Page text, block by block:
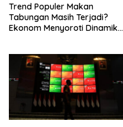
Trend Populer Makan
Tabungan Masih Terjadi?
Ekonom Menyoroti Dinamika